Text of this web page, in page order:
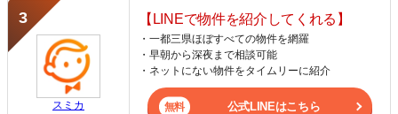
スミカ
【LINEで物件を紹介してくれる】
・一都三県ほぼすべての物件を網羅
・早朝から深夜まで相談可能
・ネットにない物件をタイムリーに紹介
公式LINEはこちら